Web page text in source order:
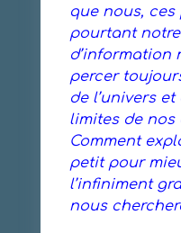
que nous,
pourtant
d’information
percer
de l’univers
limites de nos
Comment
petit pour
l’infiniment
nous